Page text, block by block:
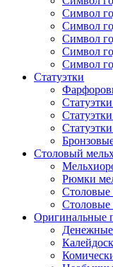
Символ
Символ
Символ
Символ
Символ
Статуэтки
Столовый
Рюмки
Столовые
Оригинальные